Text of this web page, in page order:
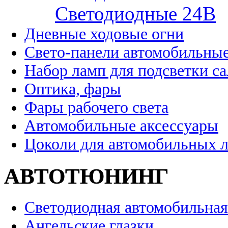
Cветодиодные 24B
Дневные ходовые огни
Свето-панели
Набор ламп для подсветки
Оптика, фары
Фары рабочего света
Автомобильные аксессуары
Цоколи для автомобильных
АВТОТЮНИНГ
Светодиодная